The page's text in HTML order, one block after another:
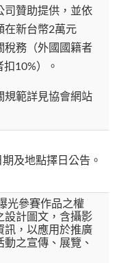
司贊助提供，並依
在新台幣2萬元
稅務（外國國籍者
10%）。
規範詳見協會網站
及地點擇日公告。
光參賽作品之權
設計圖文，含攝影
訊，以應用於推廣
之宣傳、展覽、